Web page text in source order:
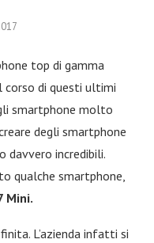
top di gamma
corso di questi ultimi
smartphone molto
degli smartphone
davvero incredibili.
qualche smartphone,
Mini.
L’azienda infatti si